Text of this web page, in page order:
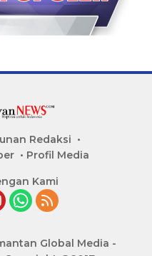
Redaksi
Profil Media
Kami
Global Media -